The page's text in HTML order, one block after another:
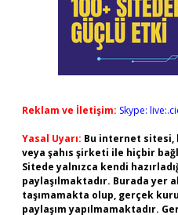
Reklam ve İletişim: Skype:
Yasal Uyarı: Bu internet sitesi,
veya şahıs şirketi ile hiçbir
Sitede yalnızca kendi
paylaşılmaktadır. Burada
taşımamakta olup, gerçek
paylaşım yapılmamaktadır.